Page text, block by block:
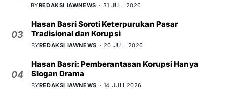
BYREDAKSI IAWNEWS 31 JULI 2026
03
Hasan Basri Soroti Keterpurukan Pasar
Tradisional dan Korupsi
BYREDAKSI IAWNEWS 20 JULI 2026
04
Hasan Basri: Pemberantasan Korupsi Hanya
Slogan Drama
BYREDAKSI IAWNEWS 14 JULI 2026